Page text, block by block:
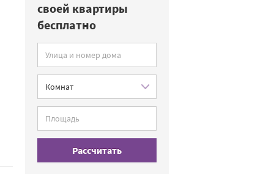
своей квартиры
бесплатно
Рассчитать